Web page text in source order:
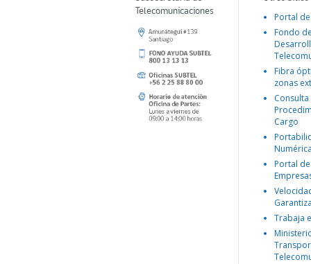
Telecomunicaciones
Portal
Fondo
Fibra
zonas
Consulta
Cargo
Portal
Trabaja